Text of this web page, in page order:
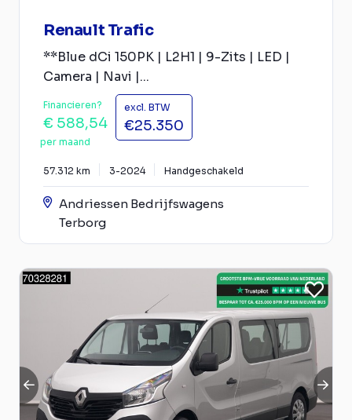
Renault Trafic
**Blue dCi 150PK | L2H1 | 9-Zits | LED |
Camera | Navi |...
Financieren?
€ 588,54
per maand
excl. BTW
€25.350
57.312 km 3-2024 Handgeschakeld
Andriessen Bedrijfswagens
Terborg